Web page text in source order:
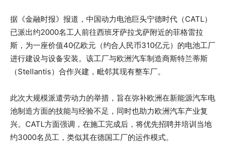
据《金融时报》报道，中国动力电池巨头宁德时代（CATL）
已派出约2000名工人前往西班牙萨拉戈萨附近的菲格雷拉
斯，为一座价值40亿欧元（约合人民币310亿元）的电池工厂
进行建设与设备安装。该工厂与欧洲汽车制造商斯特兰蒂斯
（Stellantis）合作兴建，毗邻其现有整车厂。
此次大规模派遣劳动力的举措，旨在弥补欧洲在新能源汽车电
池制造方面的技能与经验不足，同时也助力欧洲汽车产业复
兴。CATL方面强调，在施工完成后，将优先招聘并培训当地
约3000名员工，类似其在德国工厂的运作模式。